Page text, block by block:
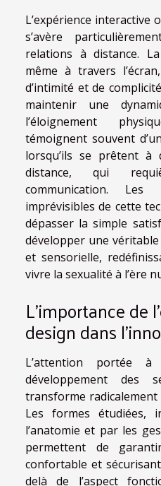
L’expérience interactive
s’avère
relations à distance.
même à travers
d’intimité et de
maintenir une
l’éloignement
témoignent souvent
lorsqu’ils se prêtent
distance, qui
communication.
imprévisibles de cette
dépasser la simple
développer une
et sensorielle,
vivre la sexualité à l’ère
L’importance de
design dans
L’attention portée à
développement des
transforme radicalement
Les formes étudiées,
l’anatomie et par les
permettent de
confortable et
delà de l’aspect